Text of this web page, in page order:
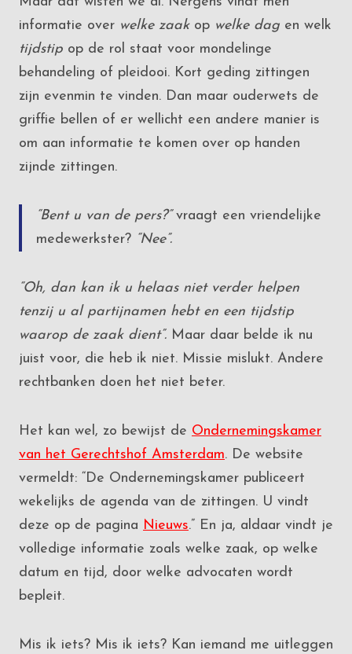
informatie over welke zaakop welke dag en welk
tijdstip op de rol staat voor mondelinge
behandeling of pleidooi. Kort geding zittingen
zijn evenmin te vinden. Dan maar ouderwets de
griffie bellen of er wellicht een andere manier is
om aan informatie te komen over op handen
zijnde zittingen.
“Bent u van de pers?”vraagt een vriendelijke
medewerkster? “Nee”.
“Oh, dan kan ik u helaas niet verder helpen
tenzij u al partijnamen hebt en een tijdstip
waarop de zaak dient”. Maar daar belde ik nu
juist voor, die heb ik niet. Missie mislukt. Andere
rechtbanken doen het niet beter.
Het kan wel, zo bewijst de Ondernemingskamer
van het Gerechtshof Amsterdam. De website
vermeldt: “De Ondernemingskamer publiceert
wekelijks de agenda van de zittingen. U vindt
deze op de pagina Nieuws.” En ja, aldaar vindt je
volledige informatie zoals welke zaak, op welke
datum en tijd, door welke advocaten wordt
bepleit.
Mis ik iets? Mis ik iets? Kan iemand me uitleggen